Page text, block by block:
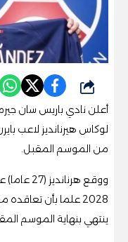
شارك
أعلن نادي باريس سان
من الموسم المقبل.
2028 علما بأن
ينتهي بنهاية الموسم المقبل